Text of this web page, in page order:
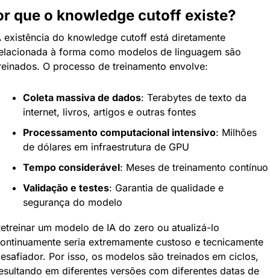
que o knowledge cutoff existe?
existência do knowledge cutoff está diretamente
à forma como modelos de linguagem são
O processo de treinamento envolve:
Coleta massiva de dados: Terabytes de texto da
internet, livros, artigos e outras fontes
Processamento computacional intensivo: Milhões
de dólares em infraestrutura de GPU
Tempo considerável: Meses de treinamento contínuo
Validação e testes: Garantia de qualidade e
segurança do modelo
um modelo de IA do zero ou atualizá-lo
seria extremamente custoso e tecnicamente
Por isso, os modelos são treinados em ciclos,
em diferentes versões com diferentes datas de